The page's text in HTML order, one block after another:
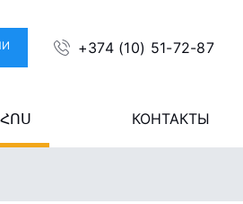
+374 (10) 51-72-87
КОНТАКТЫ